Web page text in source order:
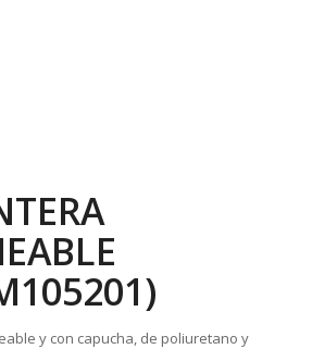
y con capucha, de poliuretano y